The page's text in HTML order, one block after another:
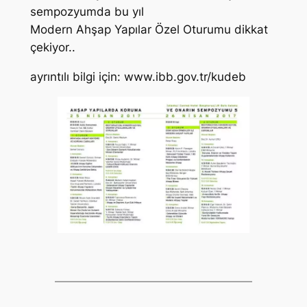
sempozyumda bu yıl
Modern Ahşap Yapılar Özel Oturumu dikkat
çekiyor..
ayrıntılı bilgi için: www.ibb.gov.tr/kudeb